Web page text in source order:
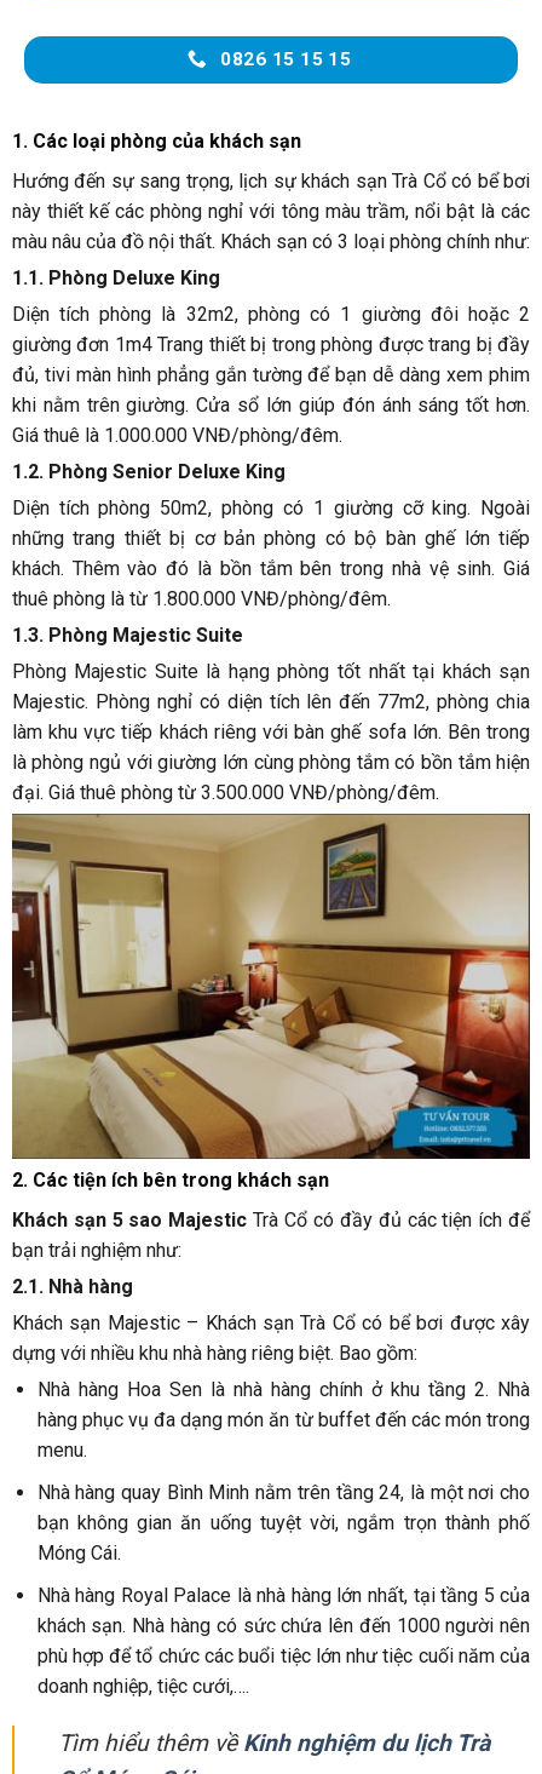
0826 15 15 15
1. Các loại phòng của khách sạn
Hướng đến sự sang trọng, lịch sự khách sạn Trà Cổ có bể bơi
này thiết kế các phòng nghỉ với tông màu trầm, nổi bật là các
màu nâu của đồ nội thất. Khách sạn có 3 loại phòng chính như:
1.1. Phòng Deluxe King
Diện tích phòng là 32m2, phòng có 1 giường đôi hoặc 2
giường đơn 1m4 Trang thiết bị trong phòng được trang bị đầy
đủ, tivi màn hình phẳng gắn tường để bạn dễ dàng xem phim
khi nằm trên giường. Cửa sổ lớn giúp đón ánh sáng tốt hơn.
Giá thuê là 1.000.000 VNĐ/phòng/đêm.
1.2. Phòng Senior Deluxe King
Diện tích phòng 50m2, phòng có 1 giường cỡ king. Ngoài
những trang thiết bị cơ bản phòng có bộ bàn ghế lớn tiếp
khách. Thêm vào đó là bồn tắm bên trong nhà vệ sinh. Giá
thuê phòng là từ 1.800.000 VNĐ/phòng/đêm.
1.3. Phòng Majestic Suite
Phòng Majestic Suite là hạng phòng tốt nhất tại khách sạn
Majestic. Phòng nghỉ có diện tích lên đến 77m2, phòng chia
làm khu vực tiếp khách riêng với bàn ghế sofa lớn. Bên trong
là phòng ngủ với giường lớn cùng phòng tắm có bồn tắm hiện
đại. Giá thuê phòng từ 3.500.000 VNĐ/phòng/đêm.
2. Các tiện ích bên trong khách sạn
Khách sạn 5 sao Majestic Trà Cổ có đầy đủ các tiện ích để
bạn trải nghiệm như:
2.1. Nhà hàng
Khách sạn Majestic – Khách sạn Trà Cổ có bể bơi được xây
dựng với nhiều khu nhà hàng riêng biệt. Bao gồm:
Nhà hàng Hoa Sen là nhà hàng chính ở khu tầng 2. Nhà
hàng phục vụ đa dạng món ăn từ buffet đến các món trong
menu.
Nhà hàng quay Bình Minh nằm trên tầng 24, là một nơi cho
bạn không gian ăn uống tuyệt vời, ngắm trọn thành phố
Móng Cái.
Nhà hàng Royal Palace là nhà hàng lớn nhất, tại tầng 5 của
khách sạn. Nhà hàng có sức chứa lên đến 1000 người nên
phù hợp để tổ chức các buổi tiệc lớn như tiệc cuối năm của
doanh nghiệp, tiệc cưới,….
Tìm hiểu thêm vềKinh nghiệm du lịch Trà